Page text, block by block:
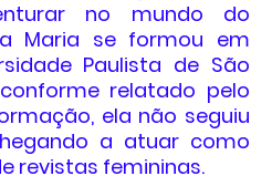
no mundo do
Maria se formou em
Paulista de São
relatado pelo
ela não seguiu
a atuar como
revistas femininas.